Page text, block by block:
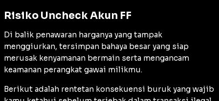
Risiko Uncheck Akun FF
Di balik penawaran harganya yang tampak
menggiurkan, tersimpan bahaya besar yang siap
merusak kenyamanan bermain serta mengancam
keamanan perangkat gawai milikmu.
Berikut adalah rentetan konsekuensi buruk yang wajib